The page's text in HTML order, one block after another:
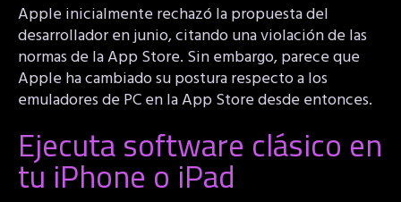
Apple inicialmente rechazó la propuesta del
desarrollador en junio, citando una violación de las
normas de la App Store. Sin embargo, parece que
Apple ha cambiado su postura respecto a los
emuladores de PC en la App Store desde entonces.
Ejecuta software clásico en
tu iPhone o iPad